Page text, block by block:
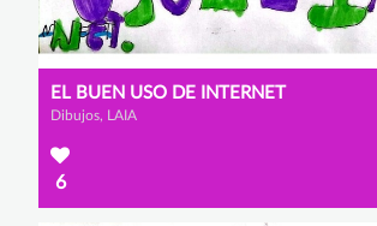
EL BUEN USO DE INTERNET
Dibujos, LAIA
6